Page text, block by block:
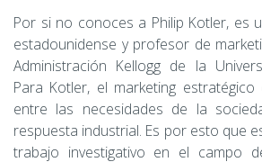
Por si no conoces a Philip Kotler, es
estadounidense y profesor de
Administración Kellogg de la
Para Kotler, el marketing
entre las necesidades de la
respuesta industrial. Es por esto que
trabajo investigativo en el campo